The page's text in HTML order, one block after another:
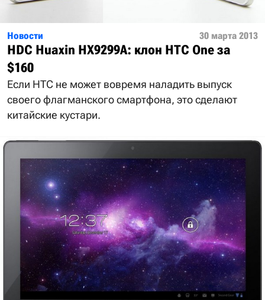
Новости 30 марта 2013
HDC Huaxin HX9299A: клон HTC One за
$160
Если HTC не может вовремя наладить выпуск
своего флагманского смартфона, это сделают
китайские кустари.